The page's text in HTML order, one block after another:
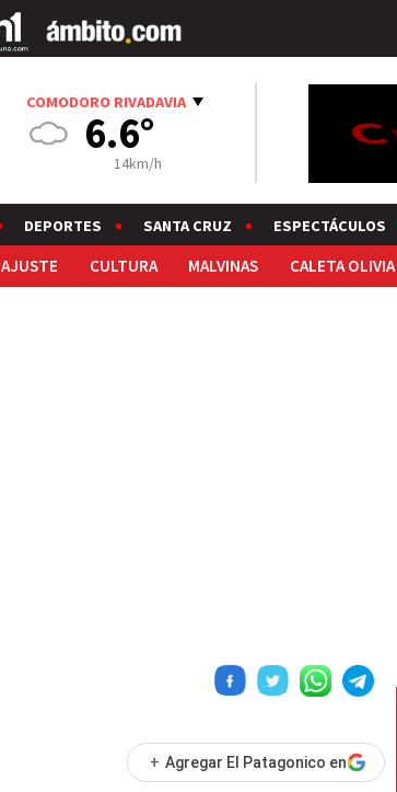
COMODORO RIVADAVIA
6.6°
14km/h
DEPORTES SANTA CRUZ ESPECTÁCULOS
AJUSTE CULTURA MALVINAS CALETA OLIVIA
+ Agregar El Patagonico en